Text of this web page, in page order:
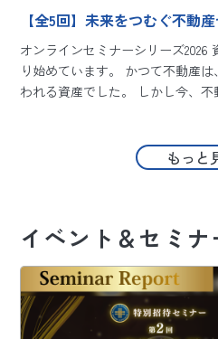
【全5回】未来をつむぐ不動
オンラインセミナーシリーズ2026
り始めています。 かつて不動産
われる資産でした。 しかし今、不
もっと
イベント＆セミナ